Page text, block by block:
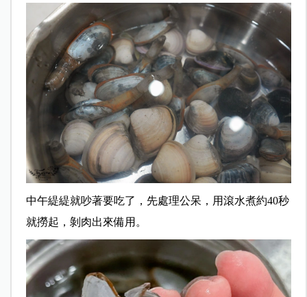
中午緹緹就吵著要吃了，先處理公呆，用滾水煮約40秒
就撈起，剝肉出來備用。